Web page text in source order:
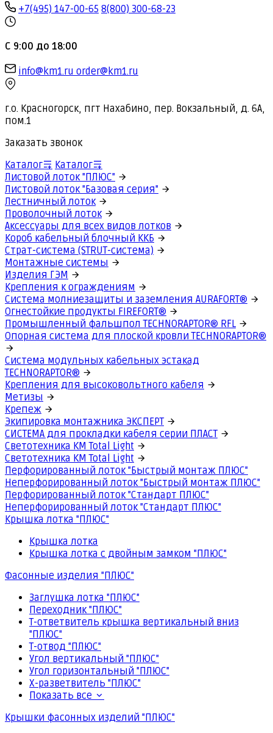
+7(495) 147-00-65 8(800) 300-68-23
С 9:00 до 18:00
info@km1.ru order@km1.ru
г.о. Красногорск, пгт Нахабино, пер. Вокзальный, д. 6А,
пом.1
Заказать звонок
Каталог
Каталог
Листовой лоток "ПЛЮС"
Листовой лоток "Базовая серия"
Лестничный лоток
Проволочный лоток
Аксессуары для всех видов лотков
Короб кабельный блочный ККБ
Страт-система (STRUT-система)
Монтажные системы
Изделия ГЭМ
Крепления к ограждениям
Система молниезащиты и заземления AURAFORT®
Огнестойкие продукты FIREFORT®
Промышленный фальшпол TECHNORAPTOR® RFL
Опорная система для плоской кровли TECHNORAPTOR®
Система модульных кабельных эстакад
TECHNORAPTOR®
Крепления для высоковольтного кабеля
Метизы
Крепеж
Экипировка монтажника ЭКСПЕРТ
СИСТЕМА для прокладки кабеля серии ПЛАСТ
Светотехника КМ Total Light
Светотехника КМ Total Light
Перфорированный лоток "Быстрый монтаж ПЛЮС"
Неперфорированный лоток "Быстрый монтаж ПЛЮС"
Перфорированный лоток "Стандарт ПЛЮС"
Неперфорированный лоток "Стандарт ПЛЮС"
Крышка лотка "ПЛЮС"
Крышка лотка
Крышка лотка с двойным замком "ПЛЮС"
Фасонные изделия "ПЛЮС"
Заглушка лотка "ПЛЮС"
Переходник "ПЛЮС"
Т-ответвитель крышка вертикальный вниз
"ПЛЮС"
Т-отвод "ПЛЮС"
Угол вертикальный "ПЛЮС"
Угол горизонтальный "ПЛЮС"
Х-разветвитель "ПЛЮС"
Показать все
Крышки фасонных изделий "ПЛЮС"